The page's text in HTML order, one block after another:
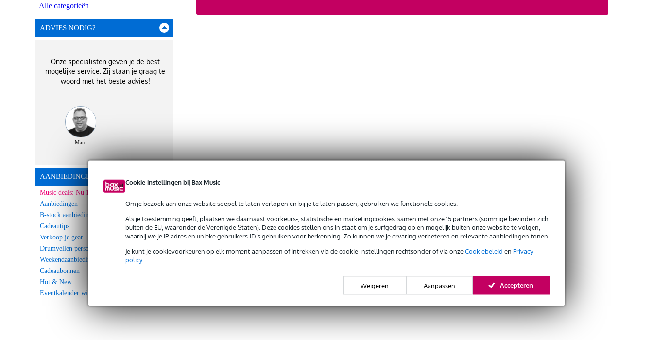
Cookie-instellingen bij Bax Music
Om je bezoek aan onze website soepel te laten verlopen en bij je te laten passen, gebruiken we functionele cookies.
Als je toestemming geeft, plaatsen we daarnaast voorkeurs-, statistische en marketingcookies, samen met onze 15 partners (sommige bevinden zich
buiten de EU, waaronder de Verenigde Staten). Deze cookies stellen ons in staat om je surfgedrag op en mogelijk buiten onze website te volgen,
waarbij we je IP-adres en unieke gebruikers-ID’s gebruiken voor herkenning. Zo kunnen we je ervaring verbeteren en relevante aanbiedingen tonen.
Je kunt je cookievoorkeuren op elk moment aanpassen of intrekken via de cookie-instellingen rechtsonder of via onzeCookiebeleid en Privacy
policy.
Weigeren Aanpassen Accepteren
Alle categorieën
ADVIES NODIG?
Onze specialisten geven je de best
mogelijke service. Zij staan je graag te
woord met het beste advies!
Marc
AANBIEDINGEN
Music deals: Nu 10% Extra korting!
Aanbiedingen
B-stock aanbiedingen
Cadeautips
Verkoop je gear
Drumvellen personaliseren
Weekendaanbieding
Cadeaubonnen
Hot & New
Eventkalender winkels